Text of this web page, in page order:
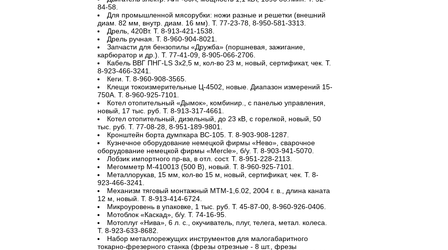
84-58.
Для промышленной мясорубки: ножи разные и решетки (внешний
диам. 82 мм, внутр. диам. 16 мм). Т. 77-23-78, 8-950-581-3313.
Дрель, 420Вт. Т. 8-913-421-1538.
Дрель ручная. Т. 8-960-904-8021.
Запчасти для бензопилы «Дружба» (поршневая, зажигание,
карбюратор и др.). Т. 77-41-09, 8-905-066-2706.
Кабель ВВГ ПНГ-LS 3х2,5 м, кол-во 23 м, новый, сертификат, чек. Т.
8-923-466-3241.
Кеги. Т. 8-960-908-3565.
Клещи токоизмерительные Ц-4502, новые. Диапазон измерений 15-
750А. Т. 8-960-925-7101.
Котел отопительный «Дымок», комбинир., с панелью управления,
новый, 17 тыс. руб. Т. 8-913-317-4661.
Котел отопительный, дизельный, до 23 кВ, с горелкой, новый, 50
тыс. руб. Т. 77-08-28, 8-951-189-9801.
Кронштейн борта думпкара ВС-105. Т. 8-903-908-1287.
Кузнечное оборудование немецкой фирмы «Нево», сварочное
оборудование немецкой фирмы «Mercle», б/у. Т. 8-903-941-5070.
Лобзик импортного пр-ва, в отл. сост. Т. 8-951-228-2113.
Мегомметр М-410013 (500 В), новый. Т. 8-960-925-7101.
Металлорукав, 15 мм, кол-во 15 м, новый, сертификат, чек. Т. 8-
923-466-3241.
Механизм тяговый монтажный МТМ-1,6.02, 2004 г. в., длина каната
12 м, новый. Т. 8-913-414-6724.
Микроуровень в упаковке, 1 тыс. руб. Т. 45-87-00, 8-960-926-0406.
Мотоблок «Каскад», б/у. Т. 74-16-95.
Мотоплуг «Нива», 6 л. с., окучиватель, плуг, телега, метал. колеса.
Т. 8-923-633-8682.
Набор металлорежущих инструментов для малогабаритного
токарно-фрезерного станка (фрезы отрезные - 8 шт., фрезы